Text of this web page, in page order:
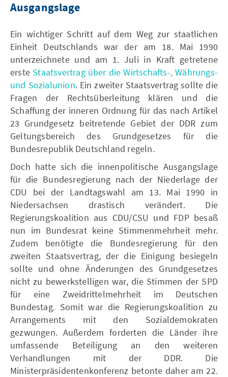
Ausgangslage
Ein wichtiger Schritt auf dem Weg zur staatlichen
Einheit Deutschlands war der am 18. Mai 1990
unterzeichnete und am 1. Juli in Kraft getretene
erste Staatsvertrag über die Wirtschafts-, Währungs-
und Sozialunion. Ein zweiter Staatsvertrag sollte die
Fragen der Rechtsüberleitung klären und die
Schaffung der inneren Ordnung für das nach Artikel
23 Grundgesetz beitretende Gebiet der DDR zum
Geltungsbereich des Grundgesetzes für die
Bundesrepublik Deutschland regeln.
Doch hatte sich die innenpolitische Ausgangslage
für die Bundesregierung nach der Niederlage der
CDU bei der Landtagswahl am 13. Mai 1990 in
Niedersachsen drastisch verändert. Die
Regierungskoalition aus CDU/CSU und FDP besaß
nun im Bundesrat keine Stimmenmehrheit mehr.
Zudem benötigte die Bundesregierung für den
zweiten Staatsvertrag, der die Einigung besiegeln
sollte und ohne Änderungen des Grundgesetzes
nicht zu bewerkstelligen war, die Stimmen der SPD
für eine Zweidrittelmehrheit im Deutschen
Bundestag. Somit war die Regierungskoalition zu
Arrangements mit den Sozialdemokraten
gezwungen. Außerdem forderten die Länder ihre
umfassende Beteiligung an den weiteren
Verhandlungen mit der DDR. Die
Ministerpräsidentenkonferenz betonte daher am 22.